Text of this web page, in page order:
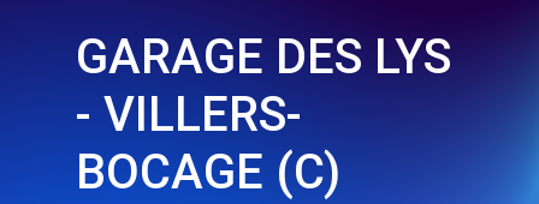
GARAGE DES LYS
- VILLERS-
BOCAGE (C)